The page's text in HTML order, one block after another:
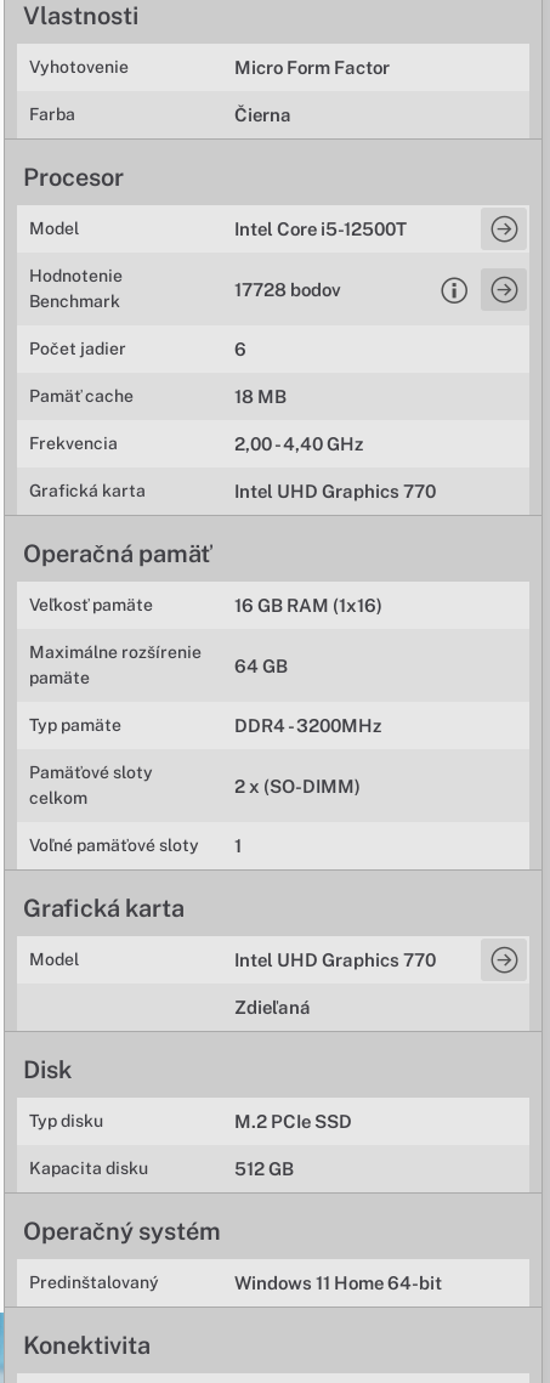
Vlastnosti
Vyhotovenie Micro Form Factor
Farba Čierna
Procesor
Model Intel Core i5-12500T
Hodnotenie
Benchmark
17728 bodov
Počet jadier 6
Pamäť cache 18 MB
Frekvencia 2,00 - 4,40 GHz
Grafická karta Intel UHD Graphics 770
Operačná pamäť
Veľkosť pamäte 16 GB RAM (1x16)
Maximálne rozšírenie
pamäte
64 GB
Typ pamäte DDR4 - 3200MHz
Pamäťové sloty
celkom
2 x (SO-DIMM)
Voľné pamäťové sloty 1
Grafická karta
Model Intel UHD Graphics 770
Zdieľaná
Disk
Typ disku M.2 PCIe SSD
Kapacita disku 512 GB
Operačný systém
Predinštalovaný Windows 11 Home 64-bit
Konektivita